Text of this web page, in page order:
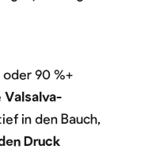
oder 90 %+
Valsalva-
in den Bauch,
Druck